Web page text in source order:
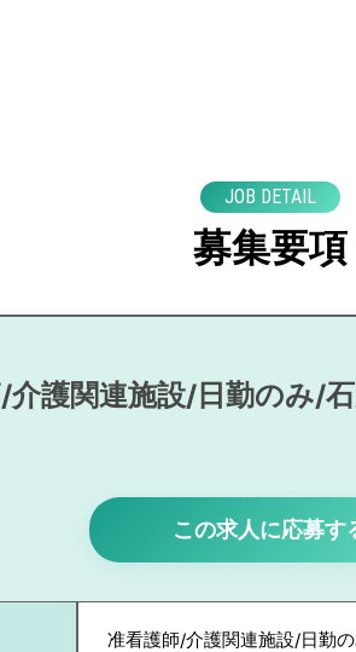
JOB DETAIL
募集要項
介護関連施設/日勤のみ/
この求人に応募す
准看護師/介護関連施設/日勤